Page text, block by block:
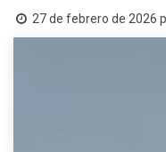
27 de febrero de 2026